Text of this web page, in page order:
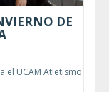
DE
el UCAM Atletismo